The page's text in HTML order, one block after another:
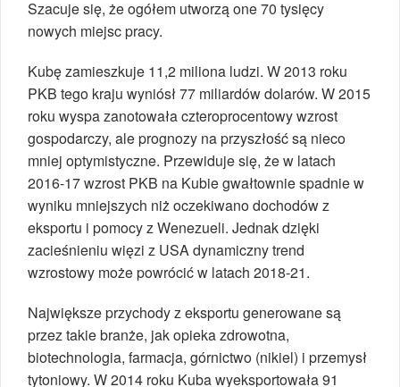
Szacuje się, że ogółem utworzą one 70 tysięcy
nowych miejsc pracy.
Kubę zamieszkuje 11,2 miliona ludzi. W 2013 roku
PKB tego kraju wyniósł 77 miliardów dolarów. W 2015
roku wyspa zanotowała czteroprocentowy wzrost
gospodarczy, ale prognozy na przyszłość są nieco
mniej optymistyczne. Przewiduje się, że w latach
2016-17 wzrost PKB na Kubie gwałtownie spadnie w
wyniku mniejszych niż oczekiwano dochodów z
eksportu i pomocy z Wenezueli. Jednak dzięki
zacieśnieniu więzi z USA dynamiczny trend
wzrostowy może powrócić w latach 2018-21.
Największe przychody z eksportu generowane są
przez takie branże, jak opieka zdrowotna,
biotechnologia, farmacja, górnictwo (nikiel) i przemysł
tytoniowy. W 2014 roku Kuba wyeksportowała 91